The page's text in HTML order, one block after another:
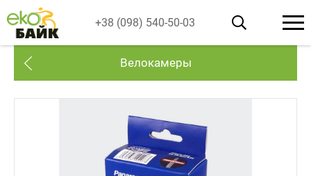
+38 (098) 540-50-03
Велокамеры